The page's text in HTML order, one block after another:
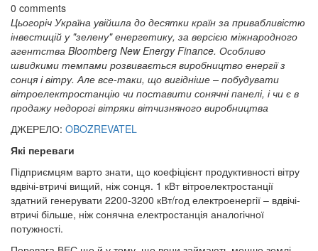
0 comments
Цьогоріч Україна увійшла до десятки країн за привабливістю
інвестицій у "зелену" енергетику, за версією міжнародного
агентства Bloomberg New Energy Finance. Особливо
швидкими темпами розвивається виробництво енергії з
сонця і вітру. Але все-таки, що вигідніше – побудувати
вітроелектростанцію чи поставити сонячні панелі, і чи є в
продажу недорогі вітряки вітчизняного виробництва
ДЖЕРЕЛО: OBOZREVATEL
Які переваги
Підприємцям варто знати, що коефіцієнт продуктивності вітру
вдвічі-втричі вищий, ніж сонця. 1 кВт вітроелектростанції
здатний генерувати 2200-3200 кВт/год електроенергії – вдвічі-
втричі більше, ніж сонячна електростанція аналогічної
потужності.